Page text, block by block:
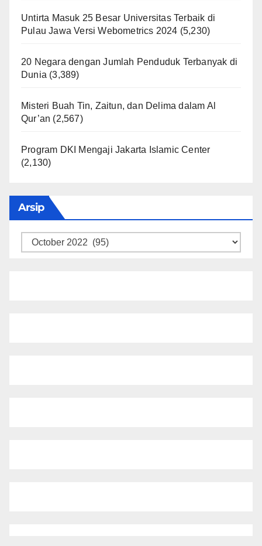
Untirta Masuk 25 Besar Universitas Terbaik di
Pulau Jawa Versi Webometrics 2024 (5,230)
20 Negara dengan Jumlah Penduduk Terbanyak di
Dunia (3,389)
Misteri Buah Tin, Zaitun, dan Delima dalam Al
Qur’an (2,567)
Program DKI Mengaji Jakarta Islamic Center
(2,130)
Arsip
Arsip